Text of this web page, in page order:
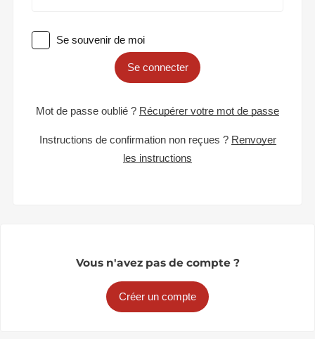
Se souvenir de moi
Se connecter
Mot de passe oublié ? Récupérer votre mot de passe
Instructions de confirmation non reçues ? Renvoyer
les instructions
Vous n'avez pas de compte ?
Créer un compte